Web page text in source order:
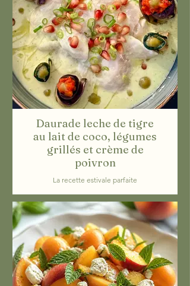
Daurade leche de tigre
au lait de coco, légumes
grillés et crème de
poivron
La recette estivale parfaite